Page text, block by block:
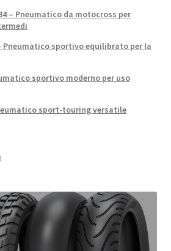
– Pneumatico da motocross per
Pneumatico sportivo equilibrato per la
sportivo moderno per uso
sport-touring versatile